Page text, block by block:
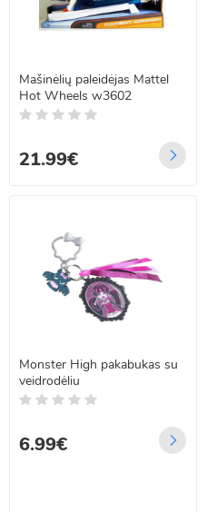
Mašinėlių paleidėjas Mattel
Hot Wheels w3602
21.99€
Monster High pakabukas su
veidrodėliu
6.99€